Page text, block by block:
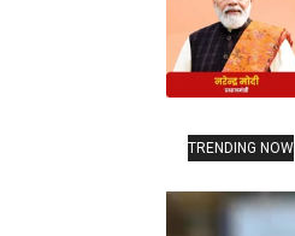
TRENDING NOW